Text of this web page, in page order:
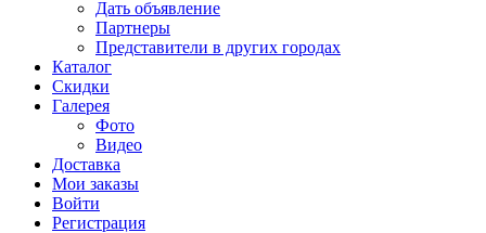
Дать объявление
Партнеры
Представители в других городах
Каталог
Скидки
Галерея
Фото
Видео
Доставка
Мои заказы
Войти
Регистрация